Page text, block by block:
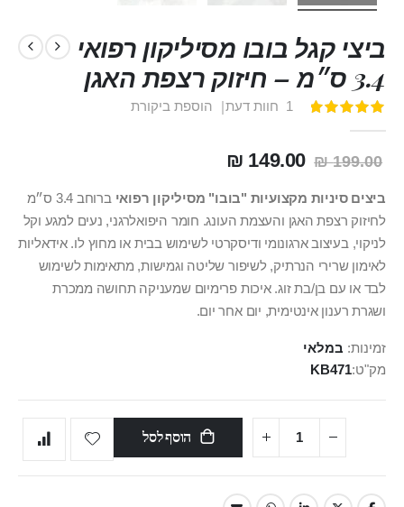
ביצי קגל בובו מסיליקון רפואי
3.4 ס״מ – חיזוק רצפת האגן
דירוג:
1 חוות דעת הוספת ביקורת
199.00 ₪
149.00 ₪
ביצים סיניות מקצועיות "בובו" מסיליקון רפואי
ברוחב 3.4 ס״מ
לחיזוק רצפת האגן והעצמת העונג. חומר היפואלרגני, נעים למגע וקל
לניקוי, בעיצוב ארגונומי ודיסקרטי לשימוש בבית או מחוץ לו. אידאליות
לאימון שרירי הנרתיק, לשיפור שליטה וגמישות, מתאימות לשימוש
לבד או עם בן/בת זוג. איכות פרימיום שמעניקה תחושה ממכרת
ושגרת רענון אינטימית, יום אחר יום.
זמינות: במלאי
מק"ט KB471
הוסף לסל